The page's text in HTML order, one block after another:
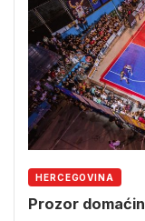
HERCEGOVINA
Prozor